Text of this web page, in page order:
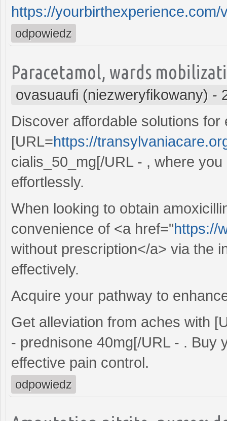
https://yourbirthexperience.com/
odpowiedz
Paracetamol, wards
ovasuaufi (niezweryfikowany) -
Discover affordable solutions
[URL=https://
cialis_50_mg[/URL - , where
effortlessly.
When looking to obtain
convenience of <a href="https://
without prescription</a> via the
effectively.
Acquire your pathway to
Get alleviation from aches with
- prednisone 40mg[/URL - . Buy
effective pain control.
odpowiedz